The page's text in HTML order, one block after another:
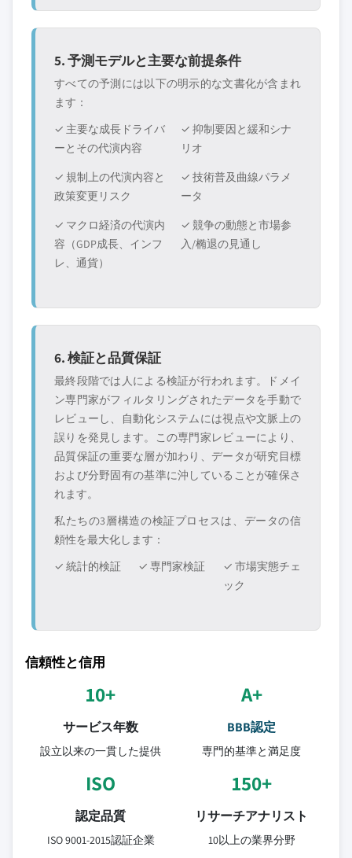
5. 予測モデルと主要な前提条件
すべての予測には以下の明示的な文書化が含まれ
ます：
✓ 主要な成長ドライバ
ーとその代演内容
✓ 抑制要因と緩和シナ
リオ
✓ 規制上の代演内容と
政策変更リスク
✓ 技術普及曲線パラメ
ータ
✓ マクロ経済の代演内
容（GDP成長、インフ
レ、通貨）
✓ 競争の動態と市場参
入/椭退の見通し
6. 検証と品質保証
最終段階では人による検証が行われます。ドメイ
ン専門家がフィルタリングされたデータを手動で
レビューし、自動化システムには視点や文脈上の
誤りを発見します。この専門家レビューにより、
品質保証の重要な層が加わり、データが研究目標
および分野固有の基準に沖していることが確保さ
れます。
私たちの3層構造の検証プロセスは、データの信
頼性を最大化します：
✓ 統計的検証
✓ 専門家検証
✓ 市場実態チェ
ック
信頼性と信用
10+
サービス年数
設立以来の一貫した提供
A+
BBB認定
専門的基準と満足度
ISO
認定品質
ISO 9001-2015認証企業
150+
リサーチアナリスト
10以上の業界分野